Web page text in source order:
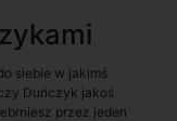
siebie w jakimś
Duńczyk jakoś
przez jeden